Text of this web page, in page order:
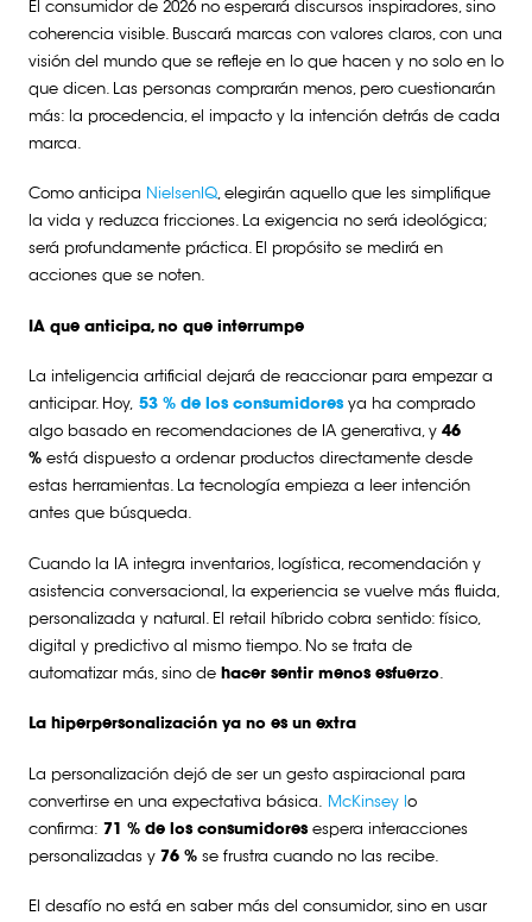
El consumidor de 2026 no esperará discursos inspiradores, sino
coherencia visible. Buscará marcas con valores claros, con una
visión del mundo que se refleje en lo que hacen y no solo en lo
que dicen. Las personas comprarán menos, pero cuestionarán
más: la procedencia, el impacto y la intención detrás de cada
marca.
Como anticipa NielsenIQ, elegirán aquello que les simplifique
la vida y reduzca fricciones. La exigencia no será ideológica;
será profundamente práctica. El propósito se medirá en
acciones que se noten.
IA que anticipa, no que interrumpe
La inteligencia artificial dejará de reaccionar para empezar a
anticipar. Hoy, 53 % de los consumidoresya ha comprado
algo basado en recomendaciones de IA generativa, y 46
% está dispuesto a ordenar productos directamente desde
estas herramientas. La tecnología empieza a leer intención
antes que búsqueda.
Cuando la IA integra inventarios, logística, recomendación y
asistencia conversacional, la experiencia se vuelve más fluida,
personalizada y natural. El retail híbrido cobra sentido: físico,
digital y predictivo al mismo tiempo. No se trata de
automatizar más, sino de hacer sentir menos esfuerzo
La hiperpersonalización ya no es un extra
La personalización dejó de ser un gesto aspiracional para
convertirse en una expectativa básica.
McKinsey l o
confirma: 71 % de los consumidoresespera interacciones
personalizadas y 76 % se frustra cuando no las recibe.
El desafío no está en saber más del consumidor, sino en usar